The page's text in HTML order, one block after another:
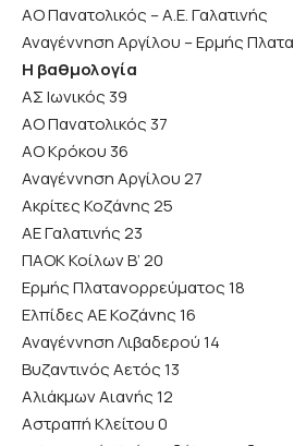
ΑΟ Πανατολικός – Α.Ε. Γαλατινής
Αναγέννηση Αργίλου – Ερμής
Η βαθμολογία
ΑΣ Ιωνικός 39
ΑΟ Πανατολικός 37
ΑΟ Κρόκου 36
Αναγέννηση Αργίλου 27
Ακρίτες Κοζάνης 25
ΑΕ Γαλατινής 23
ΠΑΟΚ Κοίλων Β’ 20
Ερμής Πλατανορρεύματος 18
Ελπίδες ΑΕ Κοζάνης 16
Αναγέννηση Λιβαδερού 14
Βυζαντινός Αετός 13
Αλιάκμων Αιανής 12
Αστραπή Κλείτου 0